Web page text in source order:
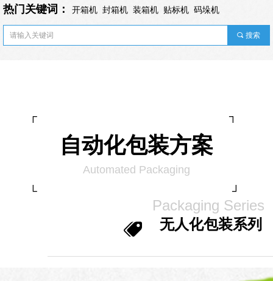
热门关键词： 开箱机 封箱机 装箱机 贴标机 码垛机
끠 搜索
┌ ┐
自动化包装方案
Automated Packaging
└ ┘
无人化包装系列
뀄
Packaging Series